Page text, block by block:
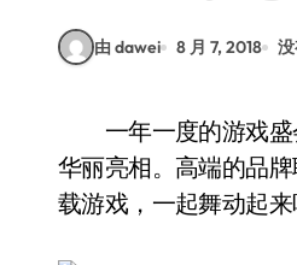
由 dawei 8 月 7, 2018
一年一度的游戏盛会ChinaJoy于8月3日在上海盛大开启，8月5日《劲舞团》手游也在舞台上
华丽亮相。高端的品
载游戏，一起舞动起来